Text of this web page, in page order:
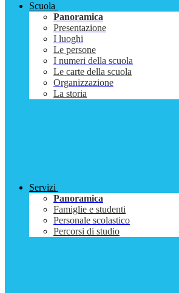
Scuola
Panoramica
Presentazione
I luoghi
Le persone
I numeri della scuola
Le carte della scuola
Organizzazione
La storia
Servizi
Panoramica
Famiglie e studenti
Personale scolastico
Percorsi di studio